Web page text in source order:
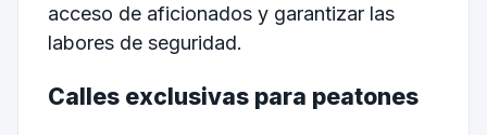
acceso de aficionados y garantizar las
labores de seguridad.
Calles exclusivas para peatones